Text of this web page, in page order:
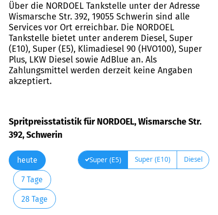
Über die NORDOEL Tankstelle unter der Adresse
Wismarsche Str. 392, 19055 Schwerin sind alle
Services vor Ort erreichbar. Die NORDOEL
Tankstelle bietet unter anderem Diesel, Super
(E10), Super (E5), Klimadiesel 90 (HVO100), Super
Plus, LKW Diesel sowie AdBlue an. Als
Zahlungsmittel werden derzeit keine Angaben
akzeptiert.
Spritpreisstatistik für NORDOEL, Wismarsche Str.
392, Schwerin
heute
7 Tage
28 Tage
Super (E5) Super (E10) Diesel